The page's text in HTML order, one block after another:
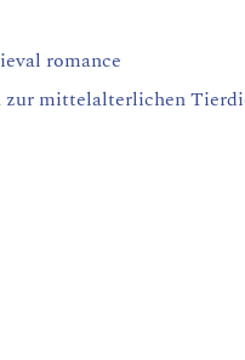
romance
zur mittelalterlichen